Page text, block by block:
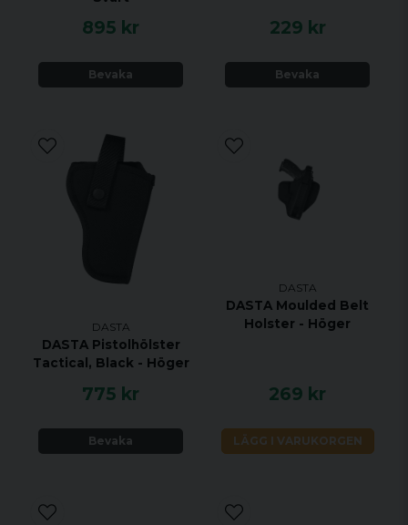
895 kr
Bevaka
229 kr
Bevaka
DASTA
DASTA Pistolhölster
Tactical, Black - Höger
775 kr
Bevaka
DASTA
DASTA Moulded Belt
Holster - Höger
269 kr
LÄGG I VARUKORGEN